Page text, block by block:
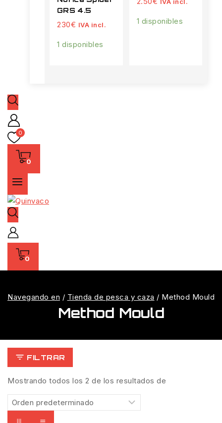
GRS 4.5
230€ IVA incl.
1 disponibles
IVA incl.
1 disponibles
0
0
0
Navegando en / Tienda de pesca y caza / Method Mould
Method Mould
FILTRAR
Mostrando todos los 2 de los resultados de